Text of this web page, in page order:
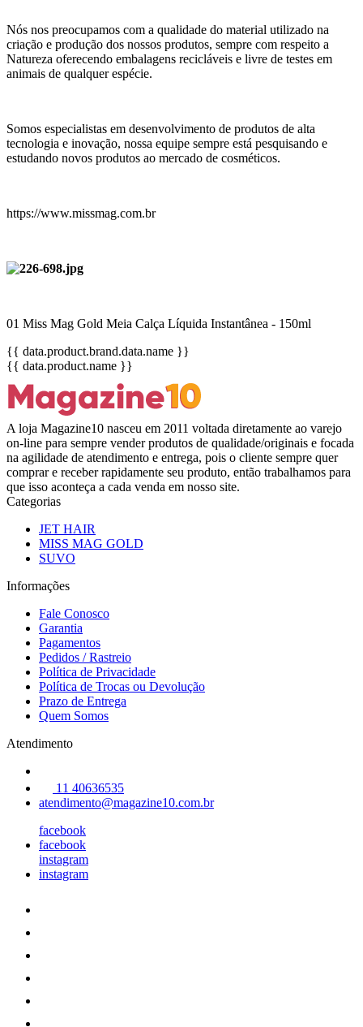
Nós nos preocupamos com a qualidade do material utilizado na
criação e produção dos nossos produtos, sempre com respeito a
Natureza oferecendo embalagens recicláveis e livre de testes em
animais de qualquer espécie.
Somos especialistas em desenvolvimento de produtos de alta
tecnologia e inovação, nossa equipe sempre está pesquisando e
estudando novos produtos ao mercado de cosméticos.
https://www.missmag.com.br
01 Miss Mag Gold Meia Calça Líquida Instantânea - 150ml
{{ data.product.brand.data.name }}
{{ data.product.name }}
A loja Magazine10 nasceu em 2011 voltada diretamente ao varejo
on-line para sempre vender produtos de qualidade/originais e focada
na agilidade de atendimento e entrega, pois o cliente sempre quer
comprar e receber rapidamente seu produto, então trabalhamos para
que isso aconteça a cada venda em nosso site.
Categorias
JET HAIR
MISS MAG GOLD
SUVO
Informações
Fale Conosco
Garantia
Pagamentos
Pedidos / Rastreio
Política de Privacidade
Política de Trocas ou Devolução
Prazo de Entrega
Quem Somos
Atendimento
11 40636535
atendimento@magazine10.com.br
facebook
facebook
instagram
instagram